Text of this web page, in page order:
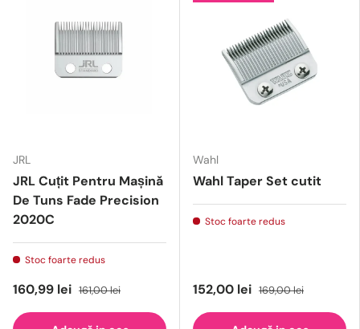
JRL
JRL Cuțit Pentru Mașină
De Tuns Fade Precision
2020C
Stoc foarte redus
160,99 lei 161,00 lei
Wahl
Wahl Taper Set cutit
Stoc foarte redus
152,00 lei 169,00 lei